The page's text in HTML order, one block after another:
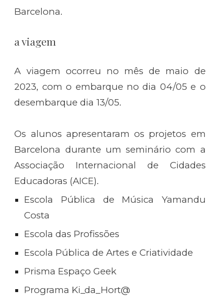
Barcelona.
a viagem
A viagem ocorreu no mês de maio de
2023, com o embarque no dia 04/05 e o
desembarque dia 13/05.
Os alunos apresentaram os projetos em
Barcelona durante um seminário com a
Associação Internacional de Cidades
Educadoras (AICE).
Escola Pública de Música Yamandu
Costa
Escola das Profissões
Escola Pública de Artes e Criatividade
Prisma Espaço Geek
Programa Ki_da_Hort@